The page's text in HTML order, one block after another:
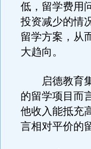
低，留学费用
投资减少的情
留学方案，从
大趋向。
启德教育集
的留学项目而
他收入能抵充
言相对平价的